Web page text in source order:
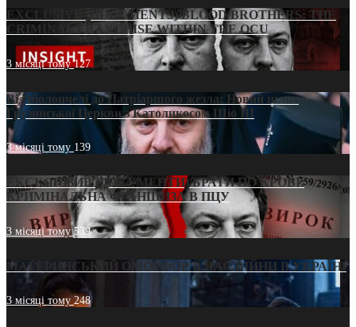
EXCLUSIVE (DOCUMENTS)/BLOOD BROTHERS: THE
CRIMINAL FRANCHISE WITHIN THE OCU
3 місяці тому127
Від віолончелі до Патріаршого жезла: Новий шлях
Грузинської Церкви з Католикосом Шіо III
3 місяці тому 139
ЕКСКЛЮЗИВ (ДОКУМЕНТИ)/БРАТИ ПО КРОВІ:
КРИМІНАЛЬНА ФРАНШИЗА В ПЦУ
3 місяці тому539
МАТЕРИНСЬКИЙ ОМОРФОР В ЧАС ВІЙНИ В УКРАЇНІ
3 місяці тому248